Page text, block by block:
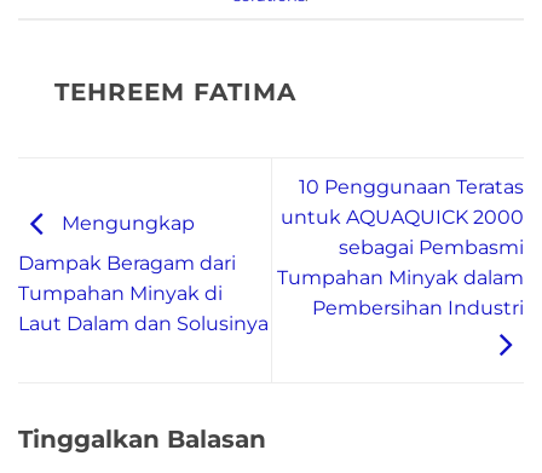
TEHREEM FATIMA
Mengungkap
Dampak Beragam dari
Tumpahan Minyak di
Laut Dalam dan Solusinya
10 Penggunaan Teratas
untuk AQUAQUICK 2000
sebagai Pembasmi
Tumpahan Minyak dalam
Pembersihan Industri
Tinggalkan Balasan